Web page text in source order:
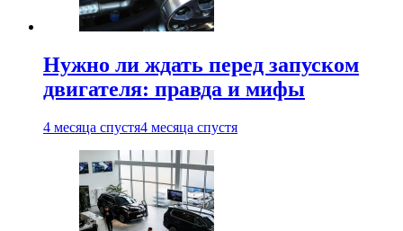
Нужно ли ждать перед запуском
двигателя: правда и мифы
4 месяца спустя4 месяца спустя